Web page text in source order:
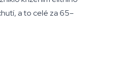
a to celé za 65–